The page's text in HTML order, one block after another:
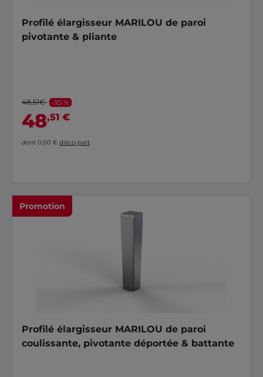
Profilé élargisseur MARILOU de paroi
pivotante & pliante
48,51€ -10 %
48,51 €
dont 0,00 € d’éco-part
Promotion
Profilé élargisseur MARILOU de paroi
coulissante, pivotante déportée & battante